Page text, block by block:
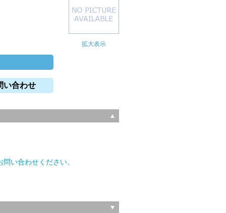
拡大表示
い合わせ
問い合わせください。